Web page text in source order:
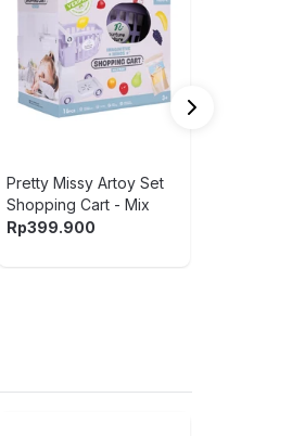
Pretty Missy Artoy Set
Shopping Cart - Mix
Rp399.900